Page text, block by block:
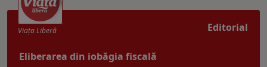
Editorial
Viaţa Liberă
Eliberarea din iobăgia fiscală